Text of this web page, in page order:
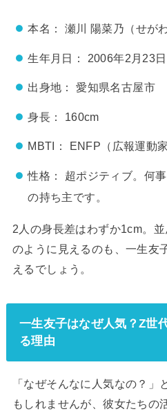
本名： 瀬川 陽菜乃（せが
生年月日： 2006年2月23日
出身地： 愛知県名古屋市
身長： 160cm
MBTI： ENFP（広報運動家
性格： 超ポジティブ。何
の持ち主です。
2人の身長差はわずか1cm。
のように見えるのも、一生友
えるでしょう。
一生友子はなぜ人気？Z世
る理由
「なぜそんなに人気なの？
もしれませんが、彼女たちの